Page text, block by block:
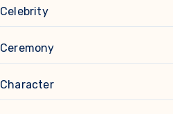
Celebrity
Ceremony
Character